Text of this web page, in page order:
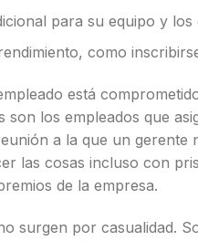
para su equipo y los
como
está
los empleados que
a la que un gerente
las cosas incluso con
de la empresa.
surgen por casualidad.